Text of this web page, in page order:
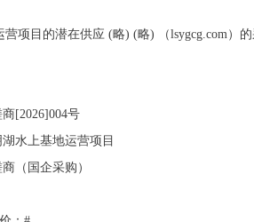
项目的潜在供应 (略) (略) （lsygcg.com）
[2026]004号
水上基地运营项目
（国企采购）